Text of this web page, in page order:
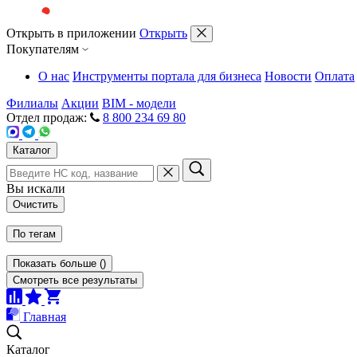
Открыть в приложении Открыть
Покупателям
О нас Инструменты портала для бизнеса Новости Оплата
Филиалы Акции BIM - модели
Отдел продаж:
8 800 234 69 80
Каталог
Вы искали
Очистить
По тегам
Показать больше ()
Смотреть все результаты
Главная
Каталог